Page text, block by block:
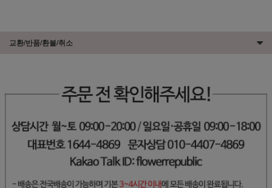
교환/반품/환불/취소